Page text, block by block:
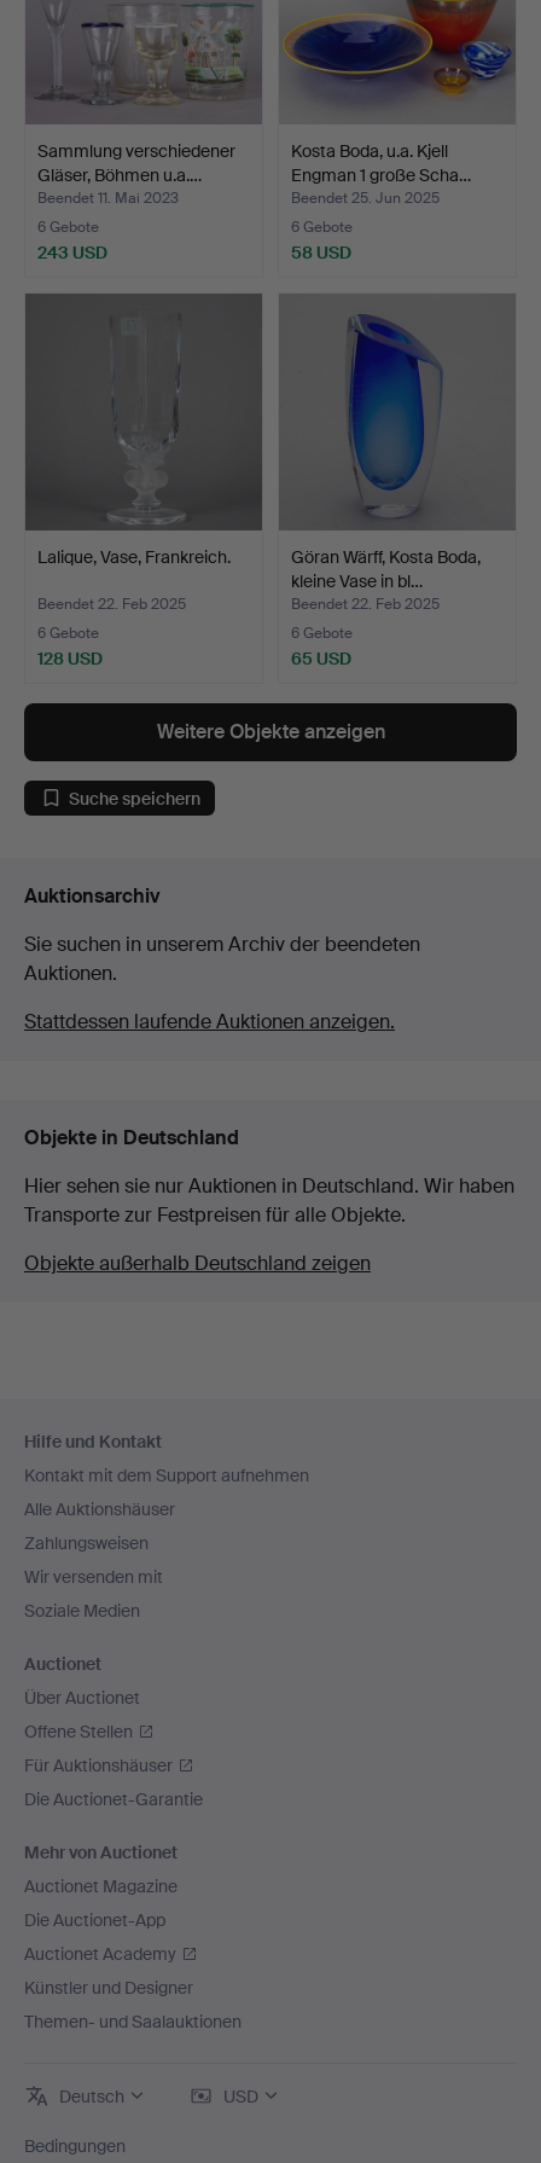
Sammlung verschiedener
Gläser, Böhmen u.a.…
Beendet 11. Mai 2023
6 Gebote
243 USD
Kosta Boda, u.a. Kjell
Engman 1 große Scha…
Beendet 25. Jun 2025
6 Gebote
58 USD
Lalique, Vase, Frankreich.
Beendet 22. Feb 2025
6 Gebote
128 USD
Göran Wärff, Kosta Boda,
kleine Vase in bl…
Beendet 22. Feb 2025
6 Gebote
65 USD
Weitere Objekte anzeigen
Suche speichern
Auktionsarchiv
Sie suchen in unserem Archiv der beendeten
Auktionen.
Stattdessen laufende Auktionen anzeigen.
Objekte in Deutschland
Hier sehen sie nur Auktionen in Deutschland. Wir haben
Transporte zur Festpreisen für alle Objekte.
Objekte außerhalb Deutschland zeigen
Navigation
Hilfe und Kontakt
Kontakt mit dem Support aufnehmen
Alle Auktionshäuser
Zahlungsweisen
Wir versenden mit
Soziale Medien
Auctionet
Über Auctionet
Offene Stellen
Für Auktionshäuser
Die Auctionet-Garantie
Mehr von Auctionet
Auctionet Magazine
Die Auctionet-App
Auctionet Academy
Künstler und Designer
Themen- und Saalauktionen
Deutsch USD
Bedingungen